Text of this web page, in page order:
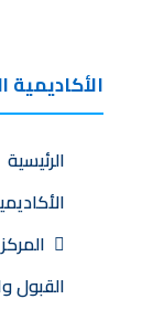
الأكاديمية
الرئيسية
القبول